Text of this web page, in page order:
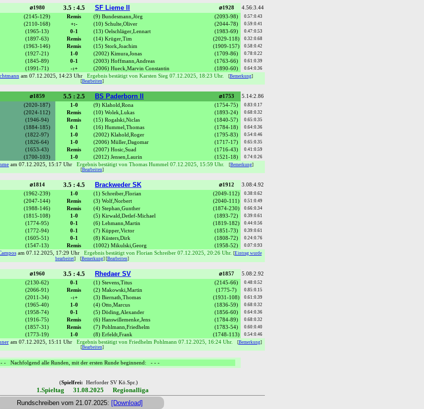
⌀1980 3.5 : 4.5 SF Lieme II ⌀1928
4.56:3.44
(2145-129) Remis (9) Bundesmann,Jörg (2093-98) 0.57:0.43
(2110-168) +:- (10) Schulte,Oliver (2044-78) 0.59:0.41
(1965-13) 0-1 (13) Oelschläger,Lennart (1983-69) 0.47:0.53
(1897-63) Remis (14) Krüger,Tim (2029-118) 0.32:0.68
(1963-146) Remis (15) Stork,Joachim (1909-157) 0.58:0.42
(1927-21) 1-0 (2002) Kimura,Jonas (1709-86) 0.78:0.22
(1845-89) 0-1 (2003) Hoffmann,Andreas (1763-66) 0.61:0.39
(1991-71) -:+ (2006) Hueck,Marvin Constantin (1890-60) 0.64:0.36
am 07.12.2025, 14:23 Uhr Ergebnis bestätigt von Karsten Sieg 07.12.2025, 18:23 Uhr. [Bemerkung]
[Bearbeiten]
⌀1859 5.5 : 2.5 BS Paderborn II ⌀1753
5.14:2.86
(2020-187) 1-0 (9) Klahold,Rona (1754-75) 0.83:0.17
(2024-112) Remis (10) Wolek,Lukas (1893-24) 0.68:0.32
(1946-94) Remis (15) Rogalski,Niclas (1840-57) 0.65:0.35
(1884-185) 0-1 (16) Hummel,Thomas (1784-18) 0.64:0.36
(1822-97) 1-0 (2002) Klahold,Roger (1795-83) 0.54:0.46
(1826-64) 1-0 (2006) Müller,Dagomar (1717-17) 0.65:0.35
(1653-43) Remis (2007) Hosic,Suad (1716-43) 0.41:0.59
(1700-103) 1-0 (2012) Jensen,Laurin (1521-18) 0.74:0.26
am 07.12.2025, 15:17 Uhr Ergebnis bestätigt von Thomas Hummel 07.12.2025, 15:59 Uhr. [Bemerkung]
[Bearbeiten]
⌀1814 3.5 : 4.5 Brackweder SK ⌀1912
3.08:4.92
(1962-239) 1-0 (1) Schreiber,Florian (2049-112) 0.38:0.62
(2047-144) Remis (3) Wolf,Norbert (2040-111) 0.51:0.49
(1988-146) Remis (4) Stephan,Gunther (1874-230) 0.66:0.34
(1815-108) 1-0 (5) Kirwald,Detlef-Michael (1893-72) 0.39:0.61
(1774-95) 0-1 (6) Lehmann,Martin (1819-182) 0.44:0.56
(1772-94) 0-1 (7) Küpper,Victor (1851-73) 0.39:0.61
(1605-51) 0-1 (8) Küsters,Dirk (1808-72) 0.24:0.76
(1547-13) Remis (1002) Mikulski,Georg (1958-52) 0.07:0.93
am 07.12.2025, 17:29 Uhr Ergebnis bestätigt von Florian Schreiber 07.12.2025, 20:26 Uhr. [Eintrag wurde
bearbeitet] [Bemerkung] [Bearbeiten]
⌀1960 3.5 : 4.5 Rhedaer SV ⌀1857
5.08:2.92
(2130-62) 0-1 (1) Stevens,Titus (2145-66) 0.48:0.52
(2066-91) Remis (2) Makowski,Martin (1775-7) 0.85:0.15
(2011-34) -:+ (3) Biernath,Thomas (1931-108) 0.61:0.39
(1965-40) 1-0 (4) Otto,Marcus (1836-59) 0.68:0.32
(1958-74) 0-1 (5) Döding,Alexander (1856-60) 0.64:0.36
(1916-75) Remis (6) Hanswillemenke,Jens (1784-89) 0.68:0.32
(1857-31) Remis (7) Pohlmann,Friedhelm (1783-54) 0.60:0.40
(1773-19) 1-0 (8) Erfeldt,Frank (1748-113) 0.54:0.46
am 07.12.2025, 15:11 Uhr Ergebnis bestätigt von Friedhelm Pohlmann 07.12.2025, 16:24 Uhr. [Bemerkung]
[Bearbeiten]
- Nachfolgend alle Runden, mit der ersten Runde beginnend: - - -
(Spielfrei: Herforder SV Kö.Spr.)
1.Spieltag 31.08.2025 Regionalliga
Rundschreiben vom 21.07.2025: [Download]